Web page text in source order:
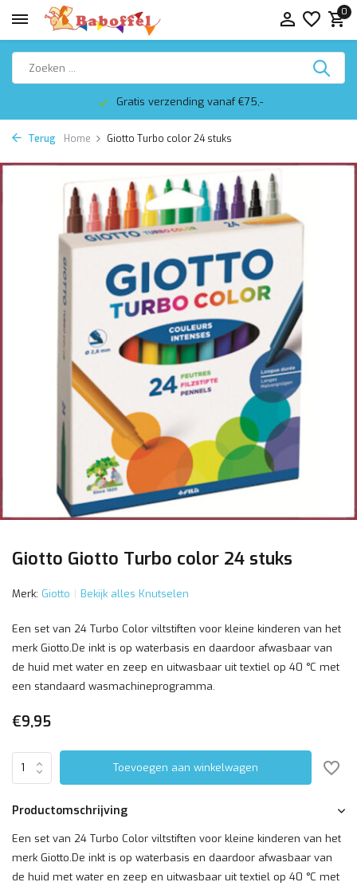
0
Gratis verzending vanaf €75,-
Terug Home Giotto Turbo color 24 stuks
Giotto Giotto Turbo color 24 stuks
Merk: Giotto Bekijk alles Knutselen
Een set van 24 Turbo Color viltstiften voor kleine kinderen van het
merk Giotto.De inkt is op waterbasis en daardoor afwasbaar van
de huid met water en zeep en uitwasbaar uit textiel op 40 °C met
een standaard wasmachineprogramma.
€9,95
Toevoegen aan winkelwagen
Productomschrijving
Een set van 24 Turbo Color viltstiften voor kleine kinderen van het
merk Giotto.De inkt is op waterbasis en daardoor afwasbaar van
de huid met water en zeep en uitwasbaar uit textiel op 40 °C met